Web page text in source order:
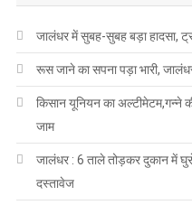
जालंधर में सुबह-सुबह बड़ा हादसा,
रूस जाने का सपना पड़ा भारी,
किसान यूनियन का अल्टीमेटम,गन्ने की
जाम
जालंधर : 6 ताले तोड़कर दुकान में
दस्तावेज